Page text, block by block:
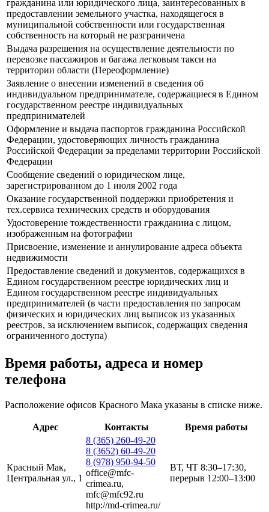
гражданина или юридического лица, заинтересованных в
предоставлении земельного участка, находящегося в
муниципальной собственности или государственная
собственность на который не разграничена
Выдача разрешения на осуществление деятельности по
перевозке пассажиров и багажа легковым такси на
территории области (Переоформление)
Заявление о внесении изменений в сведения об
индивидуальном предпринимателе, содержащиеся в Едином
государственном реестре индивидуальных
предпринимателей
Оформление и выдача паспортов гражданина Российской
Федерации, удостоверяющих личность гражданина
Российской Федерации за пределами территории Российской
Федерации
Сообщение сведений о юридическом лице,
зарегистрированном до 1 июля 2002 года
Оказание государственной поддержки приобретения и
тех.сервиса технических средств и оборудования
Удостоверение тождественности гражданина с лицом,
изображенным на фотографии
Присвоение, изменение и аннулирование адреса объекта
недвижимости
Предоставление сведений и документов, содержащихся в
Едином государственном реестре юридических лиц и
Едином государственном реестре индивидуальных
предпринимателей (в части предоставления по запросам
физических и юридических лиц выписок из указанных
реестров, за исключением выписок, содержащих сведения
ограниченного доступа)
Время работы, адреса и номер
телефона
Расположение офисов Красного Мака указаны в списке ниже.
Адрес Контакты Время работы
Красный Мак,
Центральная ул., 1
8 (365) 260-49-20
8 (3652) 60-49-20
8 (978) 950-94-50
office@mfc-
crimea.ru,
mfc@mfc92.ru
http://md-crimea.ru/
ВТ, ЧТ 8:30–17:30,
перерыв 12:00–13:00